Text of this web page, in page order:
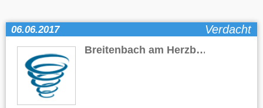
06.06.2017 Verdacht
Breitenbach am Herzberg